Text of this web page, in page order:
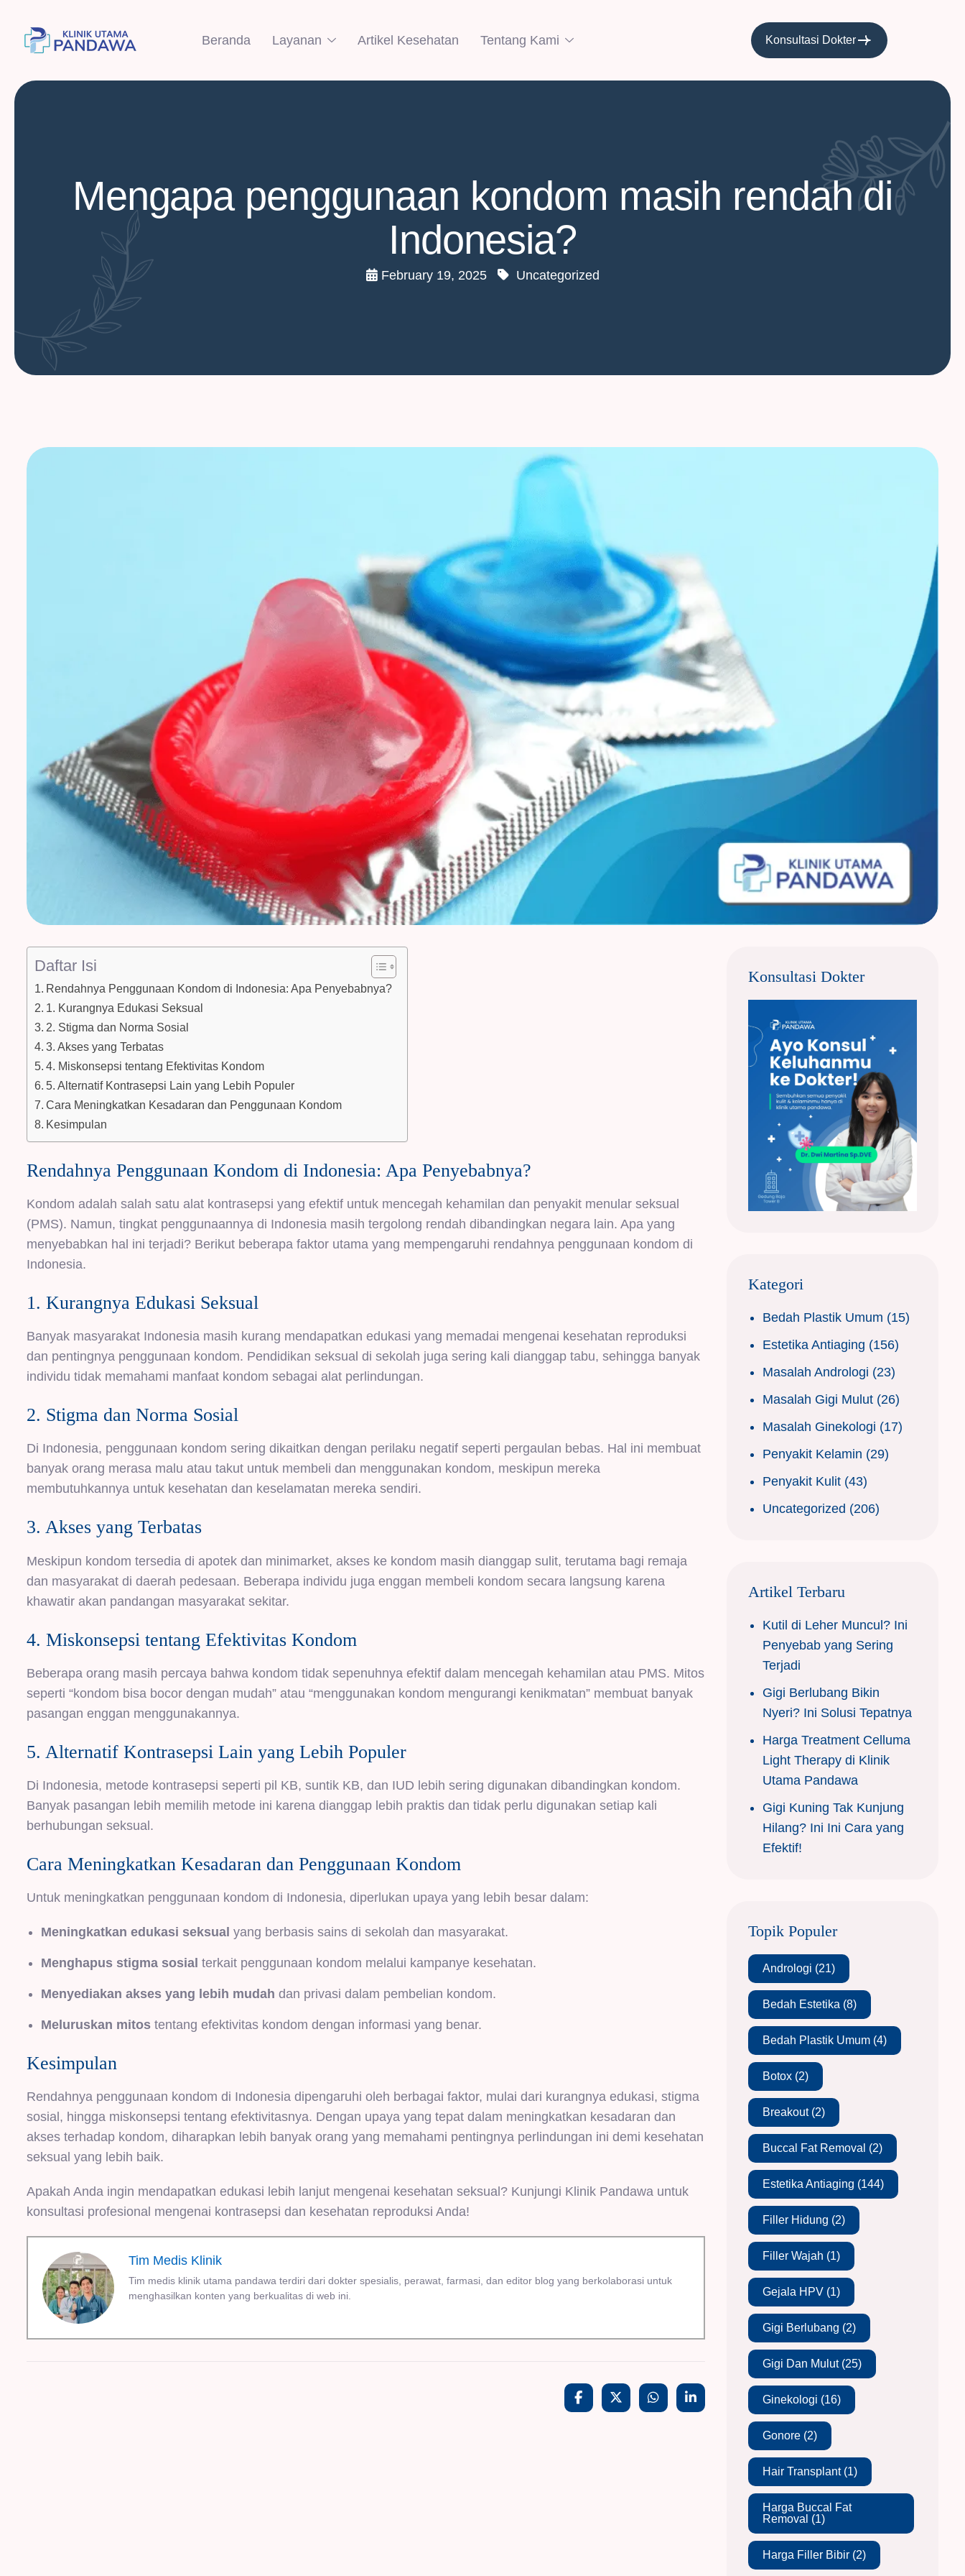
Beranda Layanan Artikel Kesehatan Tentang Kami Konsultasi Dokter
Mengapa penggunaan kondom masih rendah di
Indonesia?
February 19, 2025 Uncategorized
Daftar Isi
Rendahnya Penggunaan Kondom di Indonesia: Apa Penyebabnya?
1. Kurangnya Edukasi Seksual
2. Stigma dan Norma Sosial
3. Akses yang Terbatas
4. Miskonsepsi tentang Efektivitas Kondom
5. Alternatif Kontrasepsi Lain yang Lebih Populer
Cara Meningkatkan Kesadaran dan Penggunaan Kondom
Kesimpulan
Rendahnya Penggunaan Kondom di Indonesia: Apa Penyebabnya?
Kondom adalah salah satu alat kontrasepsi yang efektif untuk mencegah kehamilan dan penyakit menular seksual
(PMS). Namun, tingkat penggunaannya di Indonesia masih tergolong rendah dibandingkan negara lain. Apa yang
menyebabkan hal ini terjadi? Berikut beberapa faktor utama yang mempengaruhi rendahnya penggunaan kondom di
Indonesia.
1. Kurangnya Edukasi Seksual
Banyak masyarakat Indonesia masih kurang mendapatkan edukasi yang memadai mengenai kesehatan reproduksi
dan pentingnya penggunaan kondom. Pendidikan seksual di sekolah juga sering kali dianggap tabu, sehingga banyak
individu tidak memahami manfaat kondom sebagai alat perlindungan.
2. Stigma dan Norma Sosial
Di Indonesia, penggunaan kondom sering dikaitkan dengan perilaku negatif seperti pergaulan bebas. Hal ini membuat
banyak orang merasa malu atau takut untuk membeli dan menggunakan kondom, meskipun mereka
membutuhkannya untuk kesehatan dan keselamatan mereka sendiri.
3. Akses yang Terbatas
Meskipun kondom tersedia di apotek dan minimarket, akses ke kondom masih dianggap sulit, terutama bagi remaja
dan masyarakat di daerah pedesaan. Beberapa individu juga enggan membeli kondom secara langsung karena
khawatir akan pandangan masyarakat sekitar.
4. Miskonsepsi tentang Efektivitas Kondom
Beberapa orang masih percaya bahwa kondom tidak sepenuhnya efektif dalam mencegah kehamilan atau PMS. Mitos
seperti “kondom bisa bocor dengan mudah” atau “menggunakan kondom mengurangi kenikmatan” membuat banyak
pasangan enggan menggunakannya.
5. Alternatif Kontrasepsi Lain yang Lebih Populer
Di Indonesia, metode kontrasepsi seperti pil KB, suntik KB, dan IUD lebih sering digunakan dibandingkan kondom.
Banyak pasangan lebih memilih metode ini karena dianggap lebih praktis dan tidak perlu digunakan setiap kali
berhubungan seksual.
Cara Meningkatkan Kesadaran dan Penggunaan Kondom
Untuk meningkatkan penggunaan kondom di Indonesia, diperlukan upaya yang lebih besar dalam:
Meningkatkan edukasi seksual yang berbasis sains di sekolah dan masyarakat.
Menghapus stigma sosial terkait penggunaan kondom melalui kampanye kesehatan.
Menyediakan akses yang lebih mudah dan privasi dalam pembelian kondom.
Meluruskan mitos tentang efektivitas kondom dengan informasi yang benar.
Kesimpulan
Rendahnya penggunaan kondom di Indonesia dipengaruhi oleh berbagai faktor, mulai dari kurangnya edukasi, stigma
sosial, hingga miskonsepsi tentang efektivitasnya. Dengan upaya yang tepat dalam meningkatkan kesadaran dan
akses terhadap kondom, diharapkan lebih banyak orang yang memahami pentingnya perlindungan ini demi kesehatan
seksual yang lebih baik.
Apakah Anda ingin mendapatkan edukasi lebih lanjut mengenai kesehatan seksual? Kunjungi Klinik Pandawa untuk
konsultasi profesional mengenai kontrasepsi dan kesehatan reproduksi Anda!
Tim Medis Klinik
Tim medis klinik utama pandawa terdiri dari dokter spesialis, perawat, farmasi, dan editor blog yang berkolaborasi untuk
menghasilkan konten yang berkualitas di web ini.
Konsultasi Dokter
Kategori
Bedah Plastik Umum (15)
Estetika Antiaging (156)
Masalah Andrologi (23)
Masalah Gigi Mulut (26)
Masalah Ginekologi (17)
Penyakit Kelamin (29)
Penyakit Kulit (43)
Uncategorized (206)
Artikel Terbaru
Kutil di Leher Muncul? Ini
Penyebab yang Sering
Terjadi
Gigi Berlubang Bikin
Nyeri? Ini Solusi Tepatnya
Harga Treatment Celluma
Light Therapy di Klinik
Utama Pandawa
Gigi Kuning Tak Kunjung
Hilang? Ini Ini Cara yang
Efektif!
Topik Populer
Andrologi (21)
Bedah Estetika (8)
Bedah Plastik Umum (4)
Botox (2)
Breakout(2)
Buccal Fat Removal (2)
Estetika Antiaging (144)
Filler Hidung (2)
Filler Wajah (1)
Gejala HPV (1)
Gigi Berlubang (2)
Gigi Dan Mulut(25)
Ginekologi (16)
Gonore (2)
Hair Transplant(1)
Harga Buccal Fat
Removal (1)
Harga Filler Bibir (2)